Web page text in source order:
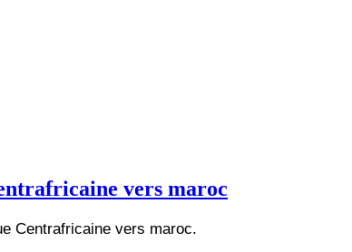
vers maroc
Centrafricaine vers maroc.